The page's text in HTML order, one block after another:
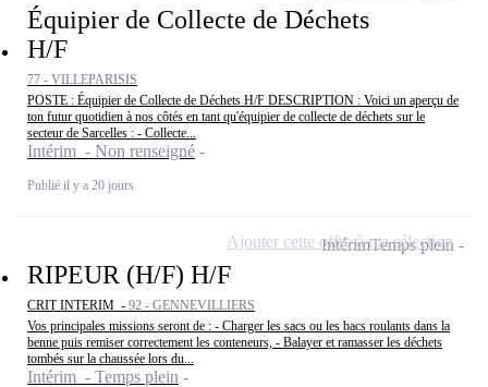
Équipier de Collecte de Déchets
H/F
77 - VILLEPARISIS
POSTE : Équipier de Collecte de Déchets H/F DESCRIPTION : Voici un aperçu de
ton futur quotidien à nos côtés en tant qu'équipier de collecte de déchets sur le
secteur de Sarcelles : - Collecte...
Intérim - Non renseigné
Publié il y a 20 jours
RIPEUR (H/F) H/F
CRIT INTERIM - 92 - GENNEVILLIERS
Vos principales missions seront de : - Charger les sacs ou les bacs roulants dans la
benne puis remiser correctement les conteneurs, - Balayer et ramasser les déchets
tombés sur la chaussée lors du...
Intérim - Temps plein
IntérimTemps plein
Ajouter cette offre à ma sélection